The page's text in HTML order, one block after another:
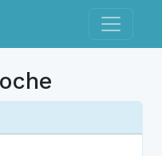
Toggle